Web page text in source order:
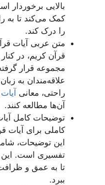
بالایی برخوردار
کمک می‌کند تا به
را درک کند.
متن عربی آیات
قرآن کریم، در
مجموعه قرار
علاقه‌مندان به
راحتی، معانی
آن‌ها مطالعه کنند.
توضیحات کامل
کاملی برای آیات
این توضیحات،
تفسیری است. این
تا به عمق و
ببرد.